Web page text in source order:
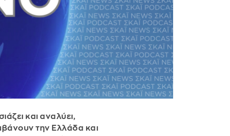
και αναλύει,
την Ελλάδα και